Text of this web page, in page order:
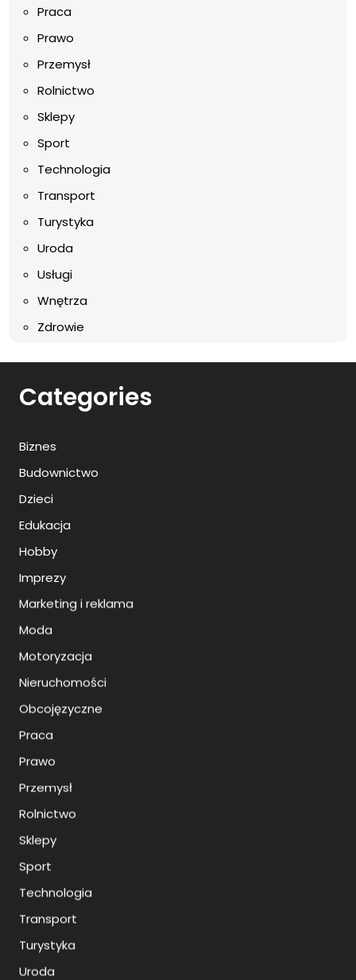
Praca
Prawo
Przemysł
Rolnictwo
Sklepy
Sport
Technologia
Transport
Turystyka
Uroda
Usługi
Wnętrza
Zdrowie
Categories
Biznes
Budownictwo
Dzieci
Edukacja
Hobby
Imprezy
Marketing i reklama
Moda
Motoryzacja
Nieruchomości
Obcojęzyczne
Praca
Prawo
Przemysł
Rolnictwo
Sklepy
Sport
Technologia
Transport
Turystyka
Uroda